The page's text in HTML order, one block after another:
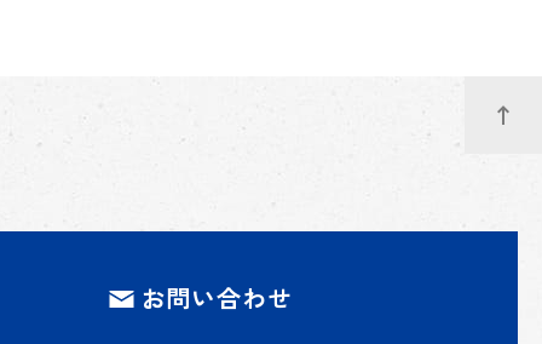
お問い合わせ